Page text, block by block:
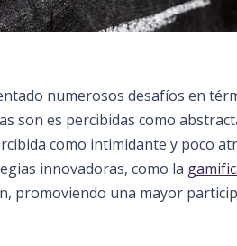
numerosos desafíos en
son es percibidas como
como intimidante y poco
innovadoras, como la
promoviendo una mayor